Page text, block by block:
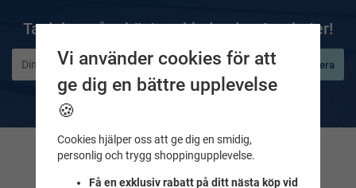
Ta del av våra bästa erbjudanden & nyheter!
Prenumerera
De uppgifter du matar in kommer endast användas till våra nyhetsbrev.
Kontakta oss
Vi använder cookies för att
ge dig en bättre upplevelse
🍪
Cookies hjälper oss att ge dig en smidig,
personlig och trygg shoppingupplevelse.
Få en exklusiv rabatt på ditt nästa köp vid